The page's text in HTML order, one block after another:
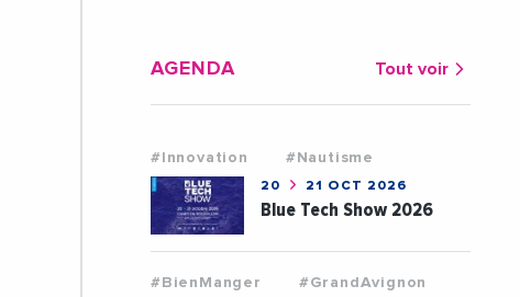
AGENDA Tout voir
#Innovation #Nautisme
20 21 OCT 2026
Blue Tech Show 2026
#BienManger #GrandAvignon